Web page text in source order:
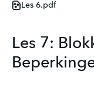
Les 6.pdf
Les 7: